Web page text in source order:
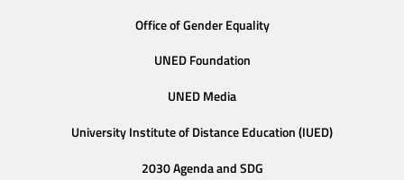
Office of Gender Equality
UNED Foundation
UNED Media
University Institute of Distance Education (IUED)
2030 Agenda and SDG